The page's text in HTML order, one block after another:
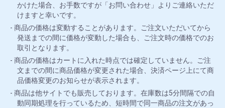
かけた場合、お手数ですが「お問い合わせ」よりご連絡いただ
けますと幸いです。
商品の価格は変動することがあります。ご注文いただいてから
発送までの間に価格が変動した場合も、ご注文時の価格でのお
取引となります。
商品の価格はカートに入れた時点では確定していません。ご注
文までの間に商品価格が変更された場合、決済ページ上にて商
品価格変更のお知らせが表示されます。
商品は他サイトでも販売しております。在庫数は5分間隔での自
動同期処理を行っているため、短時間で同一商品の注文があっ